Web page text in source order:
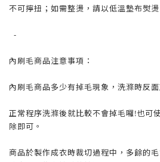
不可擰扭；如需整燙，請以低溫墊布熨
-
內刷毛商品注意事項：
內刷毛商品多少有掉毛現象，洗滌時反
正常程序洗滌後就比較不會掉毛囉!也可
除即可。
商品於製作成衣時裁切過程中，多餘的